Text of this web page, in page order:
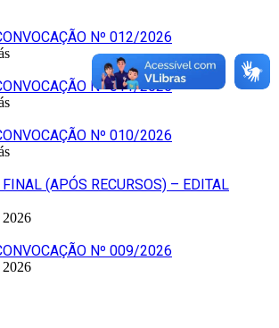
Nº 012/2026
Nº 011/2026
Nº 010/2026
FINAL (APÓS RECURSOS) – EDITAL
2026
Nº 009/2026
2026